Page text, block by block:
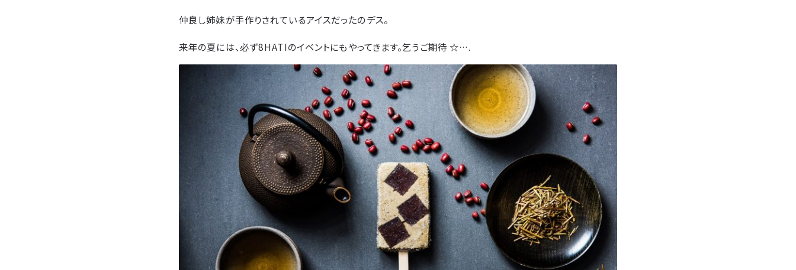
仲良し姉妹が手作りされているアイスだったのデス。
来年の夏には、必ず8HATIのイベントにもやってきます。乞うご期待 ☆….